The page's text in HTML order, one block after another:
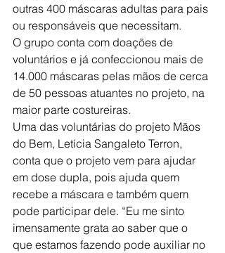
outras 400 máscaras adultas para pais
ou responsáveis que necessitam.
O grupo conta com doações de
voluntários e já confeccionou mais de
14.000 máscaras pelas mãos de cerca
de 50 pessoas atuantes no projeto, na
maior parte costureiras.
Uma das voluntárias do projeto Mãos
do Bem, Letícia Sangaleto Terron,
conta que o projeto vem para ajudar
em dose dupla, pois ajuda quem
recebe a máscara e também quem
pode participar dele. “Eu me sinto
imensamente grata ao saber que o
que estamos fazendo pode auxiliar no